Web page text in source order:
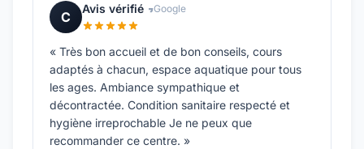
C
Avis vérifié Google
« Très bon accueil et de bon conseils, cours
adaptés à chacun, espace aquatique pour tous
les ages. Ambiance sympathique et
décontractée. Condition sanitaire respecté et
hygiène irreprochable Je ne peux que
recommander ce centre. »